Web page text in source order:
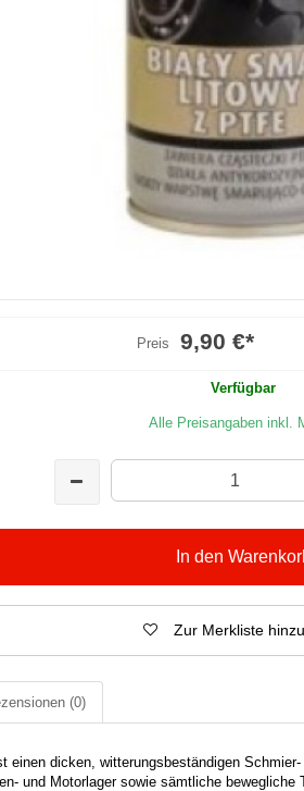
Preis 9,90 €*
Verfügbar
Alle Preisangaben inkl.
In den
Zur Merkliste
(0)
einen dicken, witterungsbeständigen
und Motorlager sowie sämtliche bewegliche